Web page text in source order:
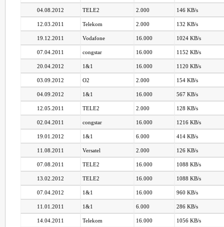
04.08.2012 TELE2 2.000 146 KB/s
12.03.2011 Telekom 2.000 132 KB/s
19.12.2011 Vodafone 16.000 1024 KB/s
07.04.2011 congstar 16.000 1152 KB/s
20.04.2012 1&1 16.000 1120 KB/s
03.09.2012 O2 2.000 154 KB/s
04.09.2012 1&1 16.000 567 KB/s
12.05.2011 TELE2 2.000 128 KB/s
02.04.2011 congstar 16.000 1216 KB/s
19.01.2012 1&1 6.000 414 KB/s
11.08.2011 Versatel 2.000 126 KB/s
07.08.2011 TELE2 16.000 1088 KB/s
13.02.2012 TELE2 16.000 1088 KB/s
07.04.2012 1&1 16.000 960 KB/s
11.01.2011 1&1 6.000 286 KB/s
14.04.2011 Telekom 16.000 1056 KB/s